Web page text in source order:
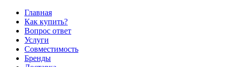
Главная
Как купить?
Вопрос ответ
Услуги
Совместимость
Бренды